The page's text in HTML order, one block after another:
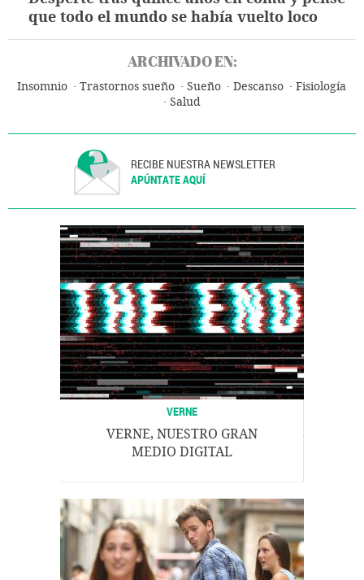
que todo el mundo se había vuelto loco
ARCHIVADO EN:
Insomnio Trastornos sueño Sueño Descanso
Fisiología
Salud
RECIBE NUESTRA NEWSLETTER
APÚNTATE AQUÍ
VERNE
VERNE, NUESTRO GRAN
MEDIO DIGITAL